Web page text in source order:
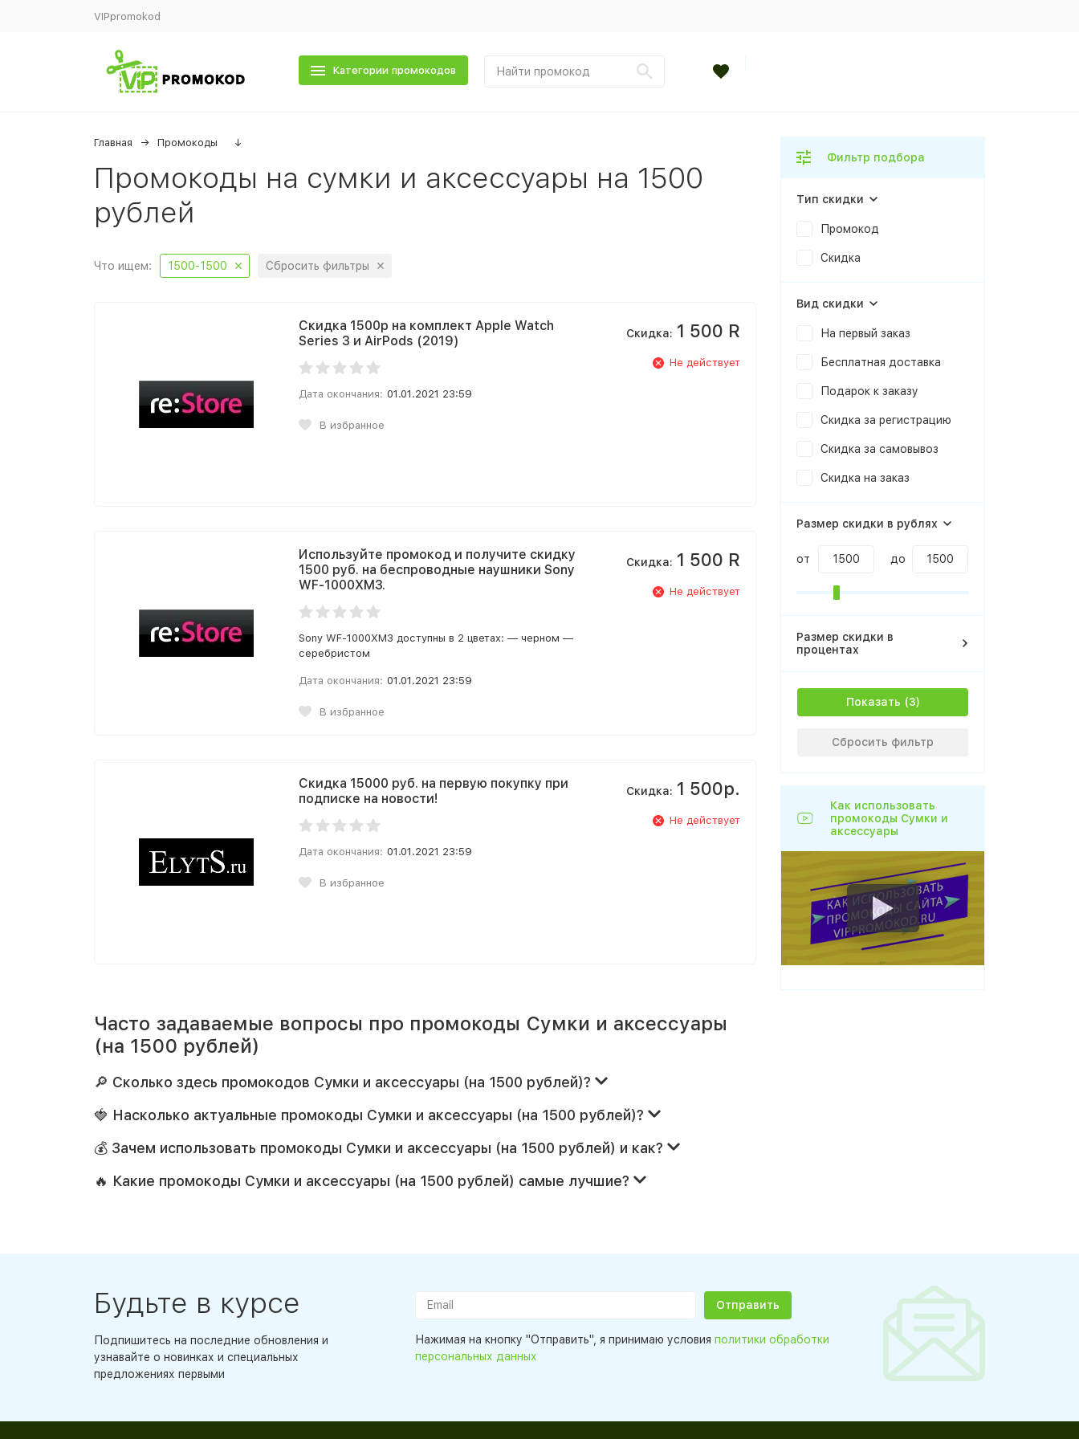
VIPpromokod
Категории промокодов
Главная Промокоды ↓
Промокоды на сумки и аксессуары на 1500
рублей
Что ищем: 1500-1500 Сбросить фильтры
Скидка 1500р на комплект Apple Watch
Series 3 и AirPods (2019)
Дата окончания: 01.01.2021 23:59
В избранное
Скидка: 1 500 R
Не действует
Используйте промокод и получите скидку
1500 руб. на беспроводные наушники Sony
WF-1000XM3.
Sony WF-1000XM3 доступны в 2 цветах: — черном —
серебристом
Дата окончания: 01.01.2021 23:59
В избранное
Скидка: 1 500 R
Не действует
Скидка 15000 руб. на первую покупку при
подписке на новости!
Дата окончания: 01.01.2021 23:59
В избранное
Скидка: 1 500р.
Не действует
Часто задаваемые вопросы про промокоды Сумки и аксессуары
(на 1500 рублей)
🔎 Сколько здесь промокодов Сумки и аксессуары (на 1500 рублей)?
🍓 Насколько актуальные промокоды Сумки и аксессуары (на 1500 рублей)?
💰 Зачем использовать промокоды Сумки и аксессуары (на 1500 рублей) и как?
🔥 Какие промокоды Сумки и аксессуары (на 1500 рублей) самые лучшие?
Фильтр подбора
Тип скидки
Промокод
Скидка
Вид скидки
На первый заказ
Бесплатная доставка
Подарок к заказу
Скидка за регистрацию
Скидка за самовывоз
Скидка на заказ
Размер скидки в рублях
от до
Размер скидки в
процентах
Показать
Сбросить фильтр
Как использовать
промокоды Сумки и
аксессуары
Будьте в курсе
Подпишитесь на последние обновления и
узнавайте о новинках и специальных
предложениях первыми
Нажимая на кнопку "Отправить", я принимаю условия политики обработки
персональных данных